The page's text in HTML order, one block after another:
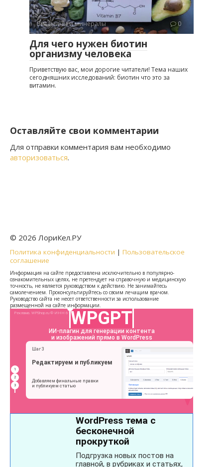
Витамины и минералы 0
Для чего нужен биотин
организму человека
Приветствую вас, мои дорогие читатели! Тема наших
сегодняшних исследований: биотин что это за
витамин.
Оставляйте свои комментарии
Для отправки комментария вам необходимо
авторизоваться.
© 2026 ЛориКел.РУ
Политика конфиденциальности | Пользовательское
соглашение
Информация на сайте предоставлена исключительно в популярно-
ознакомительных целях, не претендует на справочную и медицинскую
точность, не является руководством к действию. Не занимайтесь
самолечением. Проконсультируйтесь со своим лечащим врачом.
Руководство сайта не несет ответственности за использование
размещенной на сайте информации.